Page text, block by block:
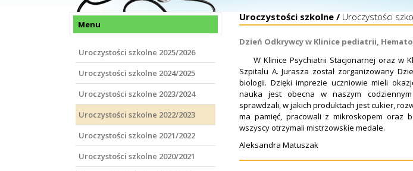
Menu
Uroczystości szkolne 2025/2026
Uroczystości szkolne 2024/2025
Uroczystości szkolne 2023/2024
Uroczystości szkolne 2022/2023
Uroczystości szkolne 2021/2022
Uroczystości szkolne 2020/2021
Uroczystości szkolne / Uroczystości
Dzień Odkrywcy w Klinice pediatrii,
W Klinice Psychiatrii Stacjonarnej oraz w
Szpitalu A. Jurasza został zorganizowany
biologii. Dzięki imprezie uczniowie mieli
nauka jest obecna w naszym
sprawdzali, w jakich produktach jest cukier,
ma pamięć, pracowali z mikroskopem oraz
wszyscy otrzymali mistrzowskie medale.
Aleksandra Matuszak